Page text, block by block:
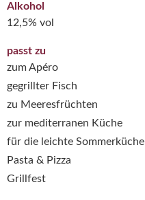
Alkohol
12,5% vol
passt zu
zum Apéro
gegrillter Fisch
zu Meeresfrüchten
zur mediterranen Küche
für die leichte Sommerküche
Pasta & Pizza
Grillfest